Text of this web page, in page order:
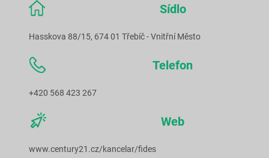
Sídlo
Hasskova 88/15, 674 01 Třebíč - Vnitřní Město
Telefon
+420 568 423 267
Web
www.century21.cz/kancelar/fides